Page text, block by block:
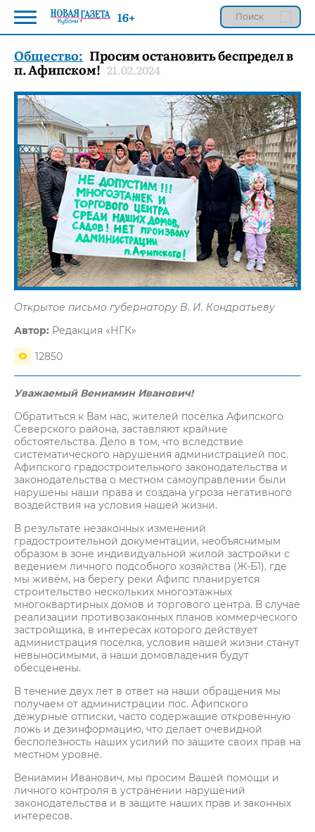
Общество: Просим остановить беспредел в
п. Афипском! 21.02.2024
Открытое письмо губернатору В. И. Кондратьеву
Автор: Редакция «НГК»
12850
Уважаемый Вениамин Иванович!
Обратиться к Вам нас, жителей посёлка Афипского
Северского района, заставляют крайние
обстоятельства. Дело в том, что вследствие
систематического нарушения администрацией пос.
Афипского градостроительного законодательства и
законодательства о местном самоуправлении были
нарушены наши права и создана угроза негативного
воздействия на условия нашей жизни.
В результате незаконных изменений
градостроительной документации, необъяснимым
образом в зоне индивидуальной жилой застройки с
ведением личного подсобного хозяйства (Ж-Б1), где
мы живём, на берегу реки Афипс планируется
строительство нескольких многоэтажных
многоквартирных домов и торгового центра. В случае
реализации противозаконных планов коммерческого
застройщика, в интересах которого действует
администрация посёлка, условия нашей жизни станут
невыносимыми, а наши домовладения будут
обесценены.
В течение двух лет в ответ на наши обращения мы
получаем от администрации пос. Афипского
дежурные отписки, часто содержащие откровенную
ложь и дезинформацию, что делает очевидной
бесполезность наших усилий по защите своих прав на
местном уровне.
Вениамин Иванович, мы просим Вашей помощи и
личного контроля в устранении нарушений
законодательства и в защите наших прав и законных
интересов.
16+